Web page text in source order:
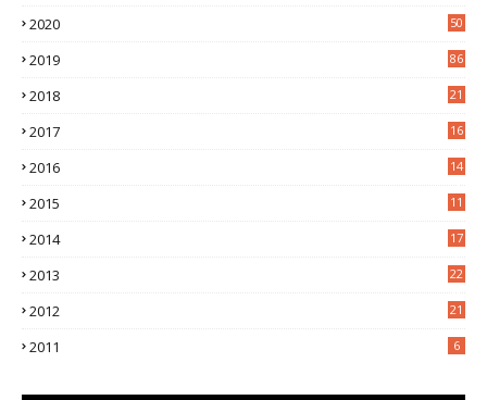
2020
50
2019 86
2018
21
2017
16
2016
14
2015
11
2014
17
2013
22
2012
21
2011 6